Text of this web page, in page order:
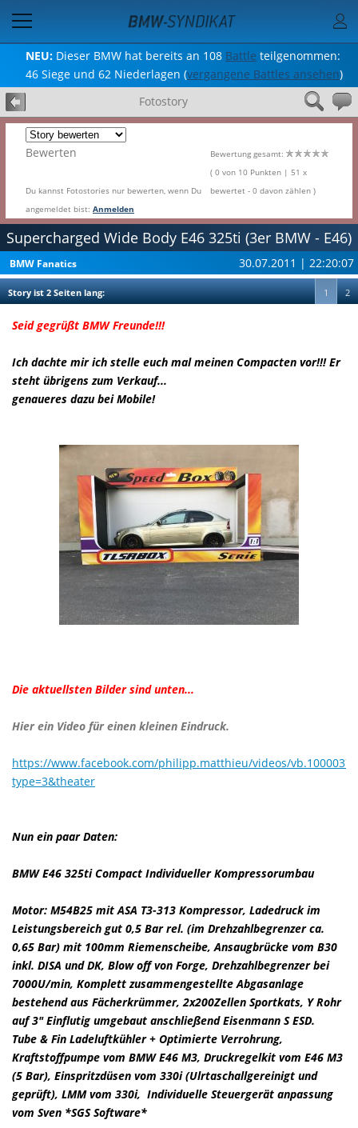
NEU: Dieser BMW hat bereits an 108 Battle teilgenommen:
46 Siege und 62 Niederlagen (vergangene Battles ansehen)
Fotostory
Bewerten
Du kannst Fotostories nur bewerten, wenn Du
angemeldet bist: Anmelden
Bewertung gesamt:
( 0 von 10 Punkten | 51 x
bewertet - 0 davon zählen )
Supercharged Wide Body E46 325ti (3er BMW - E46)
BMW Fanatics 30.07.2011 | 22:20:07
Story ist 2 Seiten lang: 1 2
Seid gegrüßt BMW Freunde!!!
Ich dachte mir ich stelle euch mal meinen Compacten vor!!! Er
steht übrigens zum Verkauf...
genaueres dazu bei Mobile!
Die aktuellsten Bilder sind unten...
Hier ein Video für einen kleinen Eindruck.
https://www.facebook.com/philipp.matthieu/videos/
type=3&theater
Nun ein paar Daten:
BMW E46 325ti Compact Individueller Kompressorumbau
Motor: M54B25 mit ASA T3-313 Kompressor, Ladedruck im
Leistungsbereich gut 0,5 Bar rel. (im Drehzahlbegrenzer ca.
0,65 Bar) mit 100mm Riemenscheibe, Ansaugbrücke vom B30
inkl. DISA und DK, Blow off von Forge, Drehzahlbegrenzer bei
7000U/min, Komplett zusammengestellte Abgasanlage
bestehend aus Fächerkrümmer, 2x200Zellen Sportkats, Y Rohr
auf 3" Einflutig umgebaut anschließend Eisenmann S ESD.
Tube & Fin Ladeluftkühler + Optimierte Verrohrung,
Kraftstoffpumpe vom BMW E46 M3, Druckregelkit vom E46 M3
(5 Bar), Einspritzdüsen vom 330i (Ulrtaschallgereinigt und
geprüft), LMM vom 330i, Individuelle Steuergerät anpassung
vom Sven *SGS Software*